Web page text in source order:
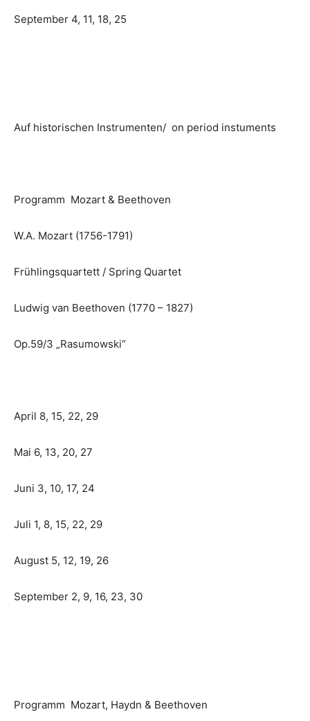
September 4, 11, 18, 25
Auf historischen Instrumenten/ on period instuments
Programm Mozart & Beethoven
W.A. Mozart (1756-1791)
Frühlingsquartett / Spring Quartet
Ludwig van Beethoven (1770 – 1827)
Op.59/3 „Rasumowski“
April 8, 15, 22, 29
Mai 6, 13, 20, 27
Juni 3, 10, 17, 24
Juli 1, 8, 15, 22, 29
August 5, 12, 19, 26
September 2, 9, 16, 23, 30
Programm Mozart, Haydn & Beethoven